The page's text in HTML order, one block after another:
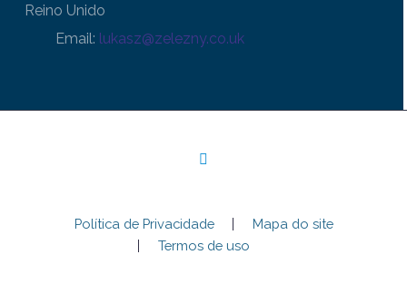
Reino Unido
Email: lukasz@zelezny.co.uk
Política de Privacidade
Mapa do site
Termos de uso